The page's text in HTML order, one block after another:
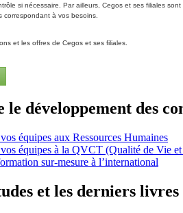
si nécessaire. Par ailleurs, Cegos et ses filiales sont
à vos besoins.
et les offres de Cegos et ses filiales.
le développement des
équipes aux Ressources Humaines
équipes à la QVCT (Qualité de Vie
sur-mesure à l’international
et les derniers livres